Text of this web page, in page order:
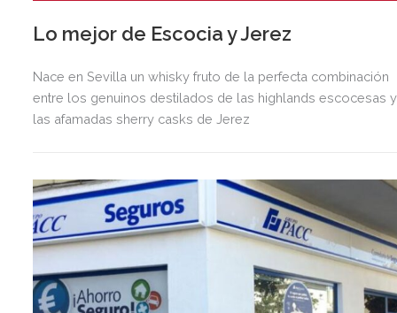
Lo mejor de Escocia y Jerez
Nace en Sevilla un whisky fruto de la perfecta combinación
entre los genuinos destilados de las highlands escocesas y
las afamadas sherry casks de Jerez